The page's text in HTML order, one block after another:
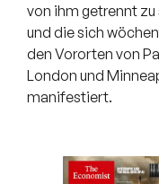
von ihm getrennt zu
und die sich
den Vororten von
London und
manifestiert.